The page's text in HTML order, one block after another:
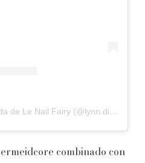
Una publicación compartida de Le Nail Fairy (@lynn.dipping_)
combinado con